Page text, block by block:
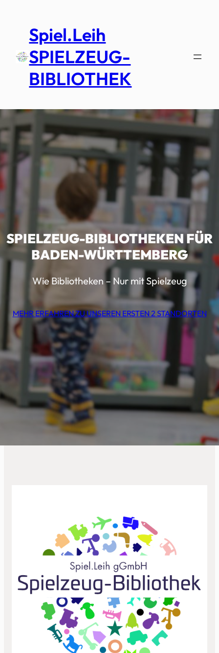
springenSpiel.Leih
SPIELZEUG-
BIBLIOTHEK
SPIELZEUG-BIBLIOTHEKEN FÜR
BADEN-WÜRTTEMBERG
Wie Bibliotheken – Nur mit Spielzeug
MEHR ERFAHREN ZU UNSEREN ERSTEN 2 STANDORTEN